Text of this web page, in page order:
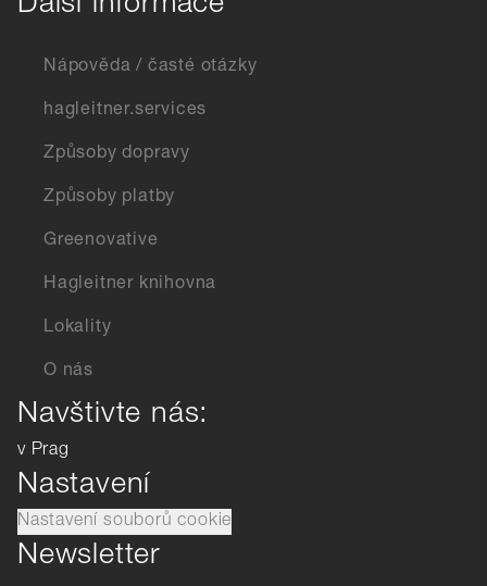
Další informace
Nápověda / časté otázky
hagleitner.services
Způsoby dopravy
Způsoby platby
Greenovative
Hagleitner knihovna
Lokality
O nás
Navštivte nás:
v Prag
Nastavení
Nastavení souborů cookie
Newsletter